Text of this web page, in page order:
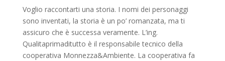
Voglio raccontarti una storia. I nomi dei personaggi
sono inventati, la storia è un po’ romanzata, ma ti
assicuro che è successa veramente. L’ing.
Qualitaprimaditutto è il responsabile tecnico della
cooperativa Monnezza&Ambiente. La cooperativa fa